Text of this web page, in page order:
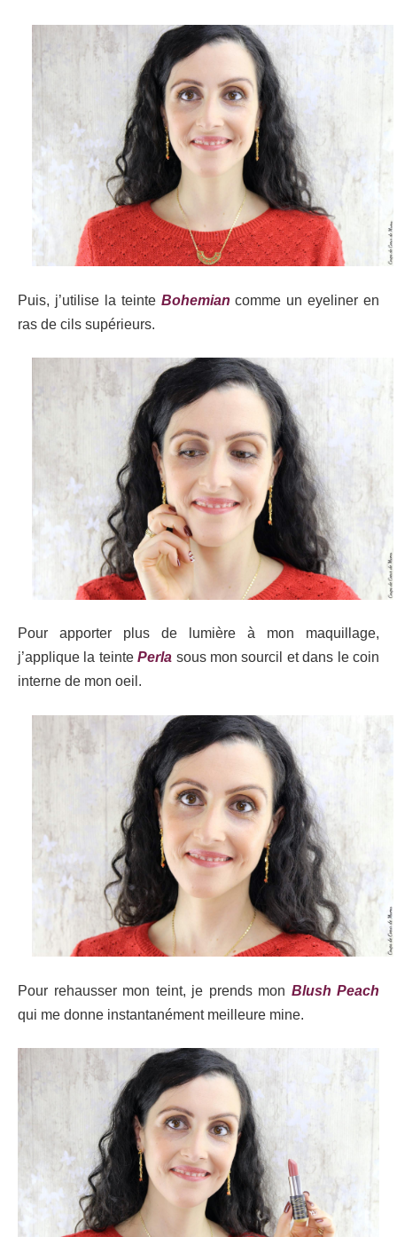
Puis, j’utilise la teinte Bohemian comme un eyeliner en
ras de cils supérieurs.
Pour apporter plus de lumière à mon maquillage,
j’applique la teintePerla sous mon sourcil et dans le coin
interne de mon oeil.
Pour rehausser mon teint, je prends mon Blush Peach
qui me donne instantanément meilleure mine.